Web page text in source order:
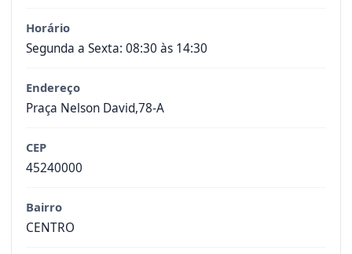
Horário
Segunda a Sexta: 08:30 às 14:30
Endereço
Praça Nelson David,78-A
CEP
45240000
Bairro
CENTRO